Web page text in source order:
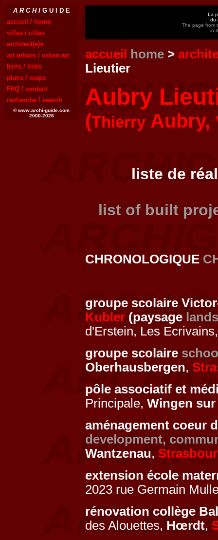
A R C H IG U I D E
accueil / home
villes / cities
architect(e)s
art urbain / urban art
liens / links
plans / maps
FAQ / contact
recherche / search
© www.archi-guide.com
2000-2026
La
du
The page from
in
accueil home >
Lieutier
Aubry
(Thierry Aubry,
liste de
list of built
CHRONOLOGIQUE
groupe scolaire
Kubler (paysage
d'Erstein, Les
groupe scolaire
Oberhausbergen,
pôle associatif et
Principale, Wingen
aménagement coeur
development,
Wantzenau,
extension école
2023 rue Germain
rénovation collège
des Alouettes, Hœrdt,